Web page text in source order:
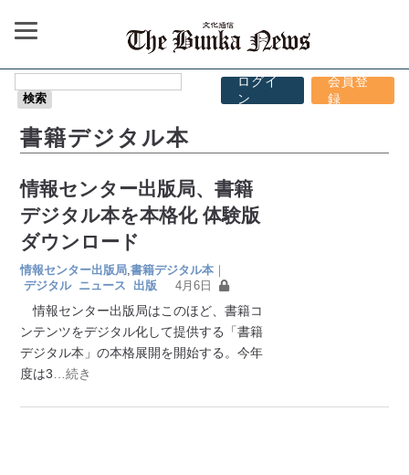
ログイ
ン
会員登
録
書籍デジタル本
情報センター出版局、書籍
デジタル本を本格化 体験版
ダウンロード
情報センター出版局 ,書籍デジタル本 ｜
デジタル ニュース 出版 4月6日
情報センター出版局はこのほど、書籍コ
ンテンツをデジタル化して提供する「書籍
デジタル本」の本格展開を開始する。今年
度は3 …続き